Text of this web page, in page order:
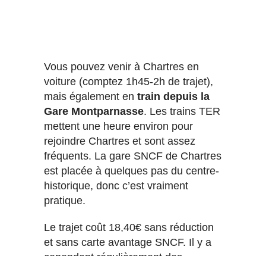
Vous pouvez venir à Chartres en
voiture (comptez 1h45-2h de trajet),
mais également en train depuis la
Gare Montparnasse. Les trains TER
mettent une heure environ pour
rejoindre Chartres et sont assez
fréquents. La gare SNCF de Chartres
est placée à quelques pas du centre-
historique, donc c’est vraiment
pratique.
Le trajet coût 18,40€ sans réduction
et sans carte avantage SNCF. Il y a